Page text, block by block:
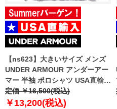
【ns623】大きいサイズ メンズ
UNDER ARMOUR アンダーアー
マー 半袖 ポロシャツ USA直輸入
um0967
定価 ￥16,500(税込)
￥13,200(税込)